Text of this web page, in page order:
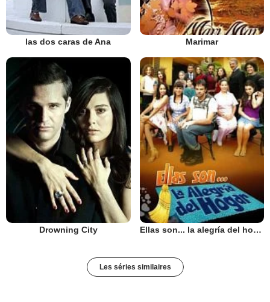
las dos caras de Ana Marimar
Drowning City Ellas son... la alegría del hogar
Les séries similaires